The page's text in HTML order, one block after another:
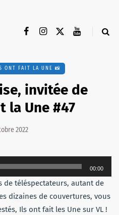
ONT FAIT LA UNE 📸
invitée de
la Une #47
2022
00:00
de téléspectateurs, autant de
dizaines de couvertures, vous
Ils ont fait les Une sur VL !